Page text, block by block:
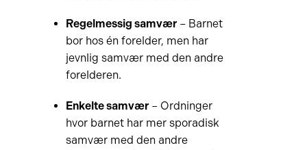
Regelmessig samvær– Barnet
bor hos én forelder, men har
jevnlig samvær med den andre
forelderen.
Enkelte samvær– Ordninger
hvor barnet har mer sporadisk
samvær med den andre